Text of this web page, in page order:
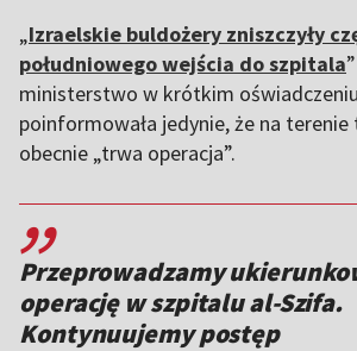
„Izraelskie buldożery zniszczyły
południowego wejścia do szpitala
ministerstwo w krótkim
poinformowała jedynie, że na
obecnie „trwa operacja”.
,,
Przeprowadzamy
operację w szpitalu al-Szifa.
Kontynuujemy postęp